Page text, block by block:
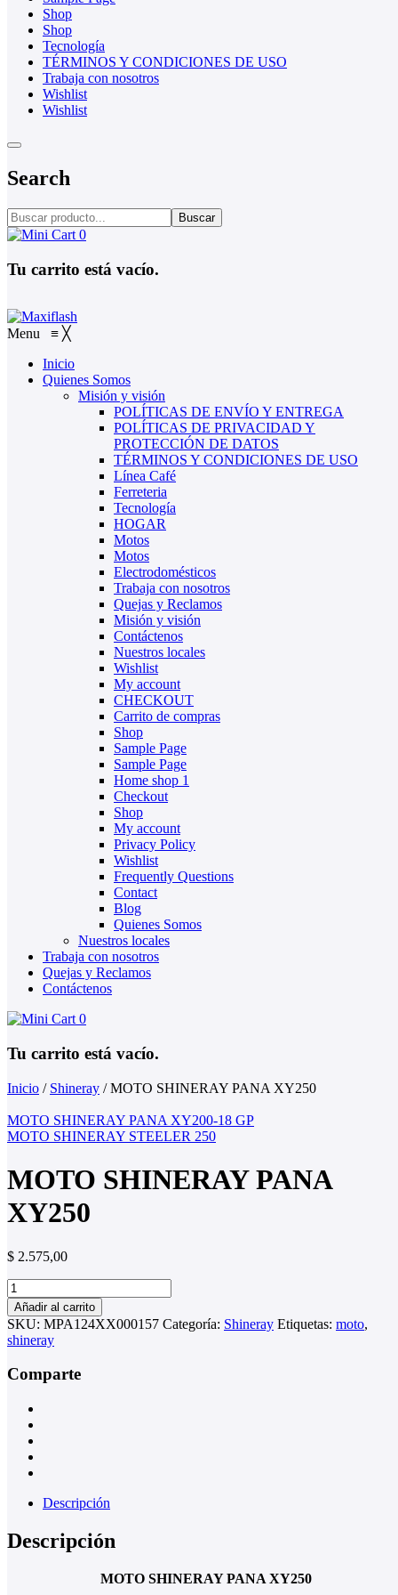
Shop
Shop
Tecnología
TÉRMINOS Y CONDICIONES DE USO
Trabaja con nosotros
Wishlist
Wishlist
Search
Buscar
0
Tu carrito está vacío.
Menu ≡ ╳
Inicio
Quienes Somos
Misión y visión
POLÍTICAS DE ENVÍO Y ENTREGA
POLÍTICAS DE PRIVACIDAD Y
PROTECCIÓN DE DATOS
TÉRMINOS Y CONDICIONES DE USO
Línea Café
Ferreteria
Tecnología
HOGAR
Motos
Motos
Electrodomésticos
Trabaja con nosotros
Quejas y Reclamos
Misión y visión
Contáctenos
Nuestros locales
Wishlist
My account
CHECKOUT
Carrito de compras
Shop
Sample Page
Sample Page
Home shop 1
Checkout
Shop
My account
Privacy Policy
Wishlist
Frequently Questions
Contact
Blog
Quienes Somos
Nuestros locales
Trabaja con nosotros
Quejas y Reclamos
Contáctenos
0
Tu carrito está vacío.
Inicio / Shineray /MOTO SHINERAY PANA XY250
MOTO SHINERAY PANA XY200-18 GP
MOTO SHINERAY STEELER 250
MOTO SHINERAY PANA
XY250
$ 2.575,00
MOTO
SHINERAY
PANA
XY250
cantidad
Añadir al carrito
SKU: MPA124XX000157 Categoría: Shineray Etiquetas: moto,
shineray
Comparte
Descripción
Descripción
MOTO SHINERAY PANA XY250